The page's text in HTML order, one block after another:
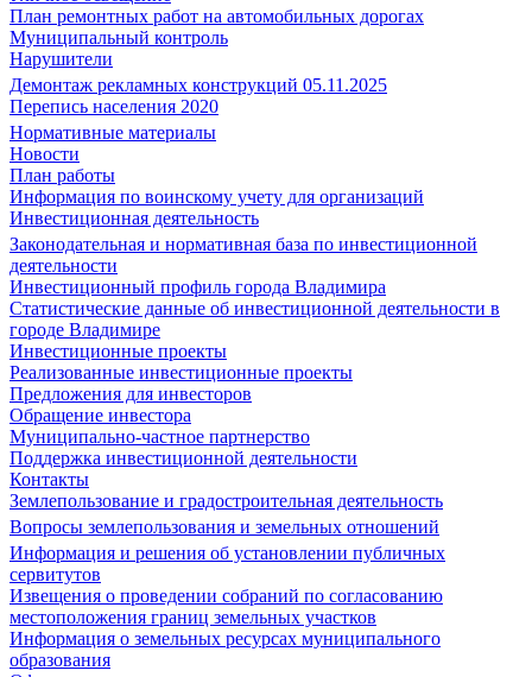
План ремонтных работ на автомобильных дорогах
Муниципальный контроль
Нарушители
Демонтаж рекламных конструкций 05.11.2025
Перепись населения 2020
Нормативные материалы
Новости
План работы
Информация по воинскому учету для организаций
Инвестиционная деятельность
Законодательная и нормативная база по инвестиционной
деятельности
Инвестиционный профиль города Владимира
Статистические данные об инвестиционной деятельности в
городе Владимире
Инвестиционные проекты
Реализованные инвестиционные проекты
Предложения для инвесторов
Обращение инвестора
Муниципально-частное партнерство
Поддержка инвестиционной деятельности
Контакты
Землепользование и градостроительная деятельность
Вопросы землепользования и земельных отношений
Информация и решения об установлении публичных
сервитутов
Извещения о проведении собраний по согласованию
местоположения границ земельных участков
Информация о земельных ресурсах муниципального
образования